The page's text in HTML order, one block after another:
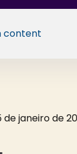
content
de janeiro de